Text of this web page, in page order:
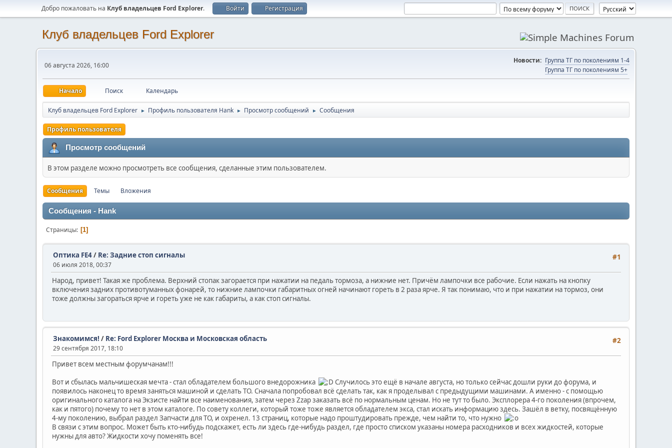
Добро пожаловать на Клуб владельцев Ford Explorer. Войти Регистрация
Клуб владельцев Ford Explorer
06 августа 2026, 16:00
Новости: Группа ТГ по поколениям 1-4
Группа ТГ по поколениям 5+
Начало Поиск Календарь
Клуб владельцев Ford Explorer ► Профиль пользователя Hank ► Просмотр сообщений ► Сообщения
Профиль пользователя
Просмотр сообщений
В этом разделе можно просмотреть все сообщения, сделанные этим пользователем.
Сообщения Темы Вложения
Сообщения - Hank
Страницы 1
#1
Оптика FE4/ Re: Задние стоп сигналы
06 июля 2018, 00:37
Народ, привет! Такая же проблема. Верхний стопак загорается при нажатии на педаль тормоза, а нижние нет. Причём лампочки все рабочие. Если нажать на кнопку
включения задних противотуманных фонарей, то нижние лампочки габаритных огней начинают гореть в 2 раза ярче. Я так понимаю, что и при нажатии на тормоз, они
тоже должны загораться ярче и гореть уже не как габариты, а как стоп сигналы.
#2
Знакомимся! / Re: Ford Explorer Москва и Московская область
29 сентября 2017, 18:10
Привет всем местным форумчанам!!!
Вот и сбылась мальчишеская мечта - стал обладателем большого внедорожника
Случилось это ещё в начале августа, но только сейчас дошли руки до форума, и
появилось наконец то время заняться машиной и сделать ТО. Сначала попробовал всё сделать так, как я проделывал с предыдущими машинами. А именно - с помощью
оригинального каталога на Экзисте найти все наименования, затем через Zzap заказать всё по нормальным ценам. Но не тут то было. Эксплорера 4-го поколения (впрочем,
как и пятого) почему то нет в этом каталоге. По совету коллеги, который тоже тоже является обладателем экса, стал искать информацию здесь. Зашёл в ветку, посвящённую
4-му поколению, выбрал раздел Запчасти для ТО, и охренел. 13 страниц, которые надо проштудировать прежде, чем найти то, что нужно
В связи с этим вопрос. Может быть кто-нибудь подскажет, есть ли здесь где-нибудь раздел, где просто списком указаны номера расходников и всех жидкостей, которые
нужны для авто? Жидкости хочу поменять все!